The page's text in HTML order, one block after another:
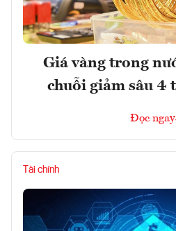
Giá vàng trong
chuỗi giảm sâu 4
Đọc ngay
Tài chính